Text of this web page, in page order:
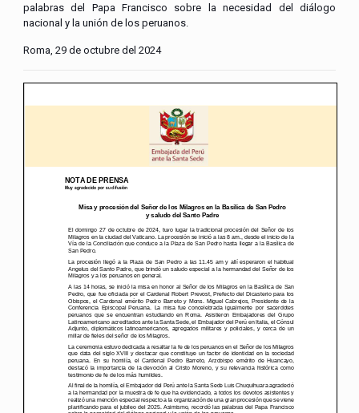
palabras del Papa Francisco sobre la necesidad del diálogo
nacional y la unión de los peruanos.
Roma, 29 de octubre del 2024